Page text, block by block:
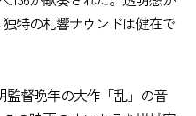
特の札響サウンドは健在で
監督晩年の大作「乱」の音